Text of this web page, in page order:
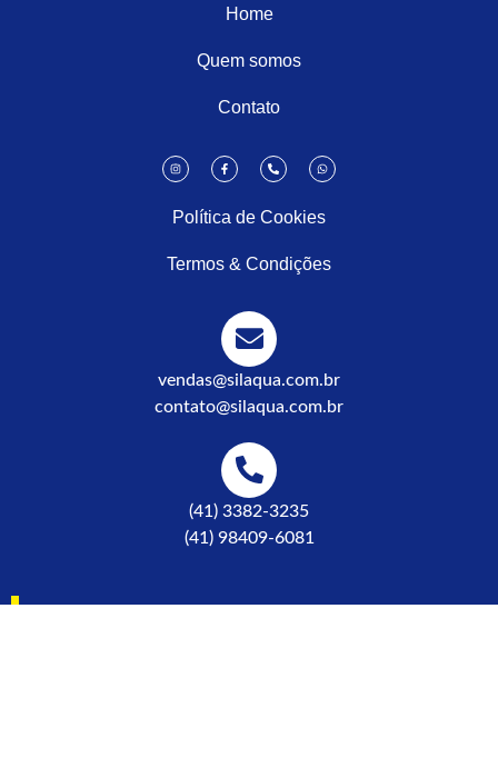
Home
Quem somos
Contato
Política de Cookies
Termos & Condições
vendas@silaqua.com.br
contato@silaqua.com.br
(41) 3382-3235
(41) 98409-6081